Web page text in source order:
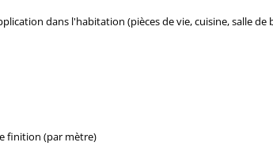
dans l'habitation (pièces de vie, cuisine, salle
finition (par mètre)